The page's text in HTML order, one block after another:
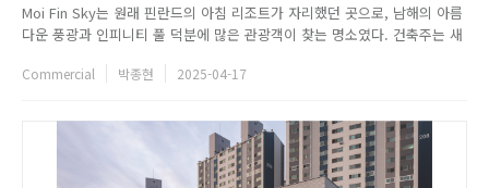
Moi Fin Sky는 원래 핀란드의 아침 리조트가 자리했던 곳으로, 남해의 아름
다운 풍광과 인피니티 풀 덕분에 많은 관광객이 찾는 명소였다. 건축주는 새
픈했고, 예상보다 큰 성공을 거두었다. 이에 기존 리조트를 철거하고 더 큰
Commercial 박종현 2025-04-17